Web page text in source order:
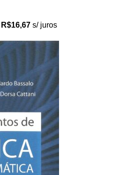
R$16,67 s/ juros